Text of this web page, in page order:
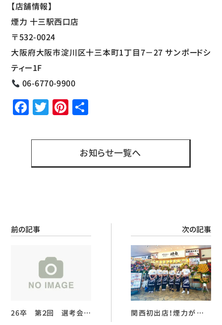
【店舗情報】
煙力 十三駅西口店
〒532-0024
大阪府大阪市淀川区十三本町1丁目7−27 サンポードシ
ティー1F
06-6770-9900
Facebook
TwitterPinterest
お知らせ一覧へ
前の記事
26卒 第２回 選考会開
次の記事
関西初出店！煙力がつい